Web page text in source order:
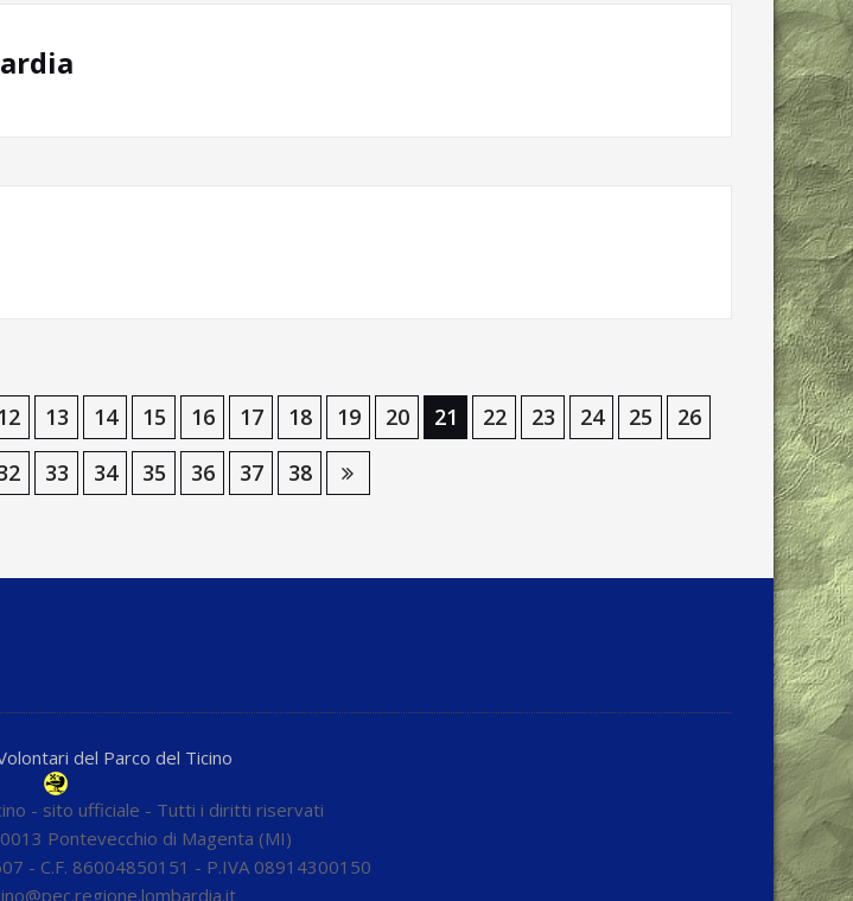
13 14 15 16 17 18 19 20 21 22 23 24 25
26
33 34 35 36 37 38
del Parco del Ticino
- sito ufficiale - Tutti i diritti riservati
Pontevecchio di Magenta (MI)
- C.F. 86004850151 - P.IVA 08914300150